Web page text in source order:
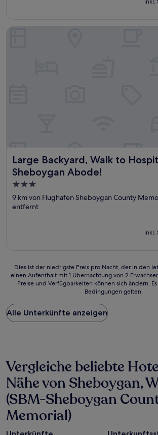
Large Backyard, Walk to
Sheboygan Abode!
Large Backyard, Walk to Hospital:
3.0-
Sterne-
Unterkunft
9 km von Flughafen Sheboygan County
entfernt
inkl.
Dies
ist
Preis
pro
Nacht,
24 Stunden
für
einen
Aufenthalt
mit
1 Übernachtung
von
2 Erwachsenen
Dies ist der niedrigste Preis pro Nacht, der in den
einen Aufenthalt mit 1 Übernachtung von 2
Preise und Verfügbarkeiten können sich ändern.
Bedingungen gelten.
Alle Unterkünfte anzeigen
Vergleiche beliebte
Nähe von Sheboygan,
(SBM-Sheboygan
Memorial)